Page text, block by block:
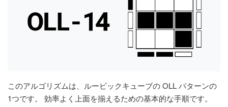
このアルゴリズムは、ルービックキューブの OLL パターンの
1つです。 効率よく上面を揃えるための基本的な手順です。